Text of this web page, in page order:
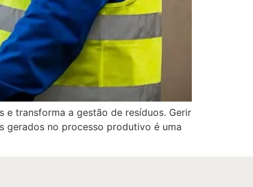
e transforma a gestão de resíduos. Gerir
gerados no processo produtivo é uma